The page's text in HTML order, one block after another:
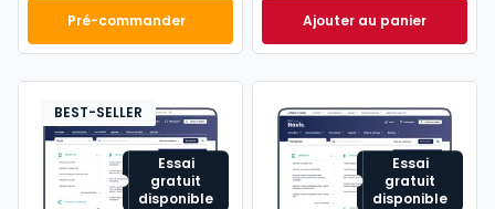
Pré-commanderMémento Comptable 2027 à 199,00 € TTC
Ajouter au panier
Oppus Expert à
Essai
gratuit
disponible
BEST-SELLER
Essai
gratuit
disponible